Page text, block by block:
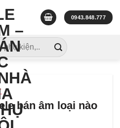
0943.848.777
bán âm loại nào